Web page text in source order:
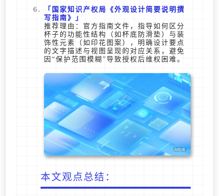
国家知识产权局《外观设计简要说明撰
写指南》
推荐理由：官方指南文件，指导如何区分
杯子的功能性结构（如杯底防滑垫）与装
饰性元素（如印花图案），明确设计要点
的文字描述与视图呈现的对应关系，避免
因“保护范围模糊”导致授权后维权困难。
本文观点总结：